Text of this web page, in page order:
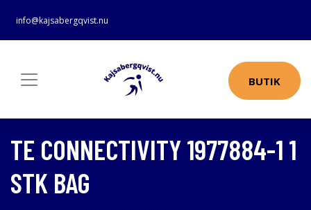
info@kajsabergqvist.nu
BUTIK
TE CONNECTIVITY 1977884-1 1
STK BAG